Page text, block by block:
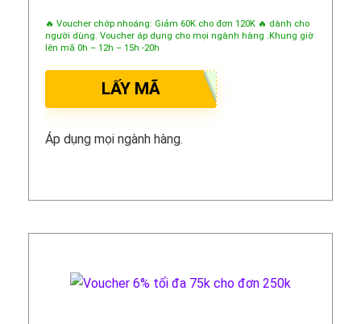
🔥 Voucher chớp nhoáng: Giảm 60K cho đơn 120K 🔥 dành cho
người dùng. Voucher áp dụng cho mọi ngành hàng .Khung giờ
lên mã 0h – 12h – 15h -20h
LẤY MÃ
Áp dụng mọi ngành hàng.